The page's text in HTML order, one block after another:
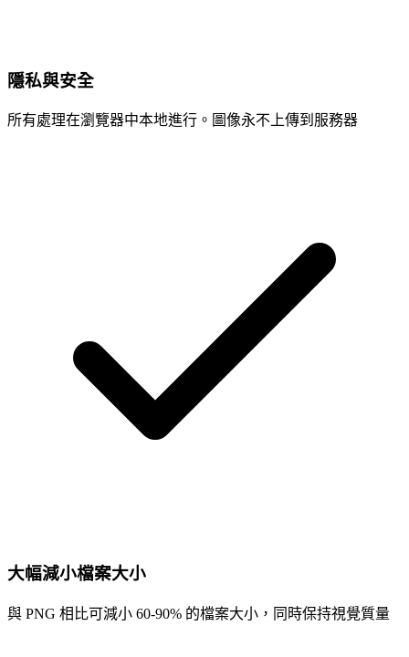
隱私與安全
所有處理在瀏覽器中本地進行。圖像永不上傳到服務器
大幅減小檔案大小
與 PNG 相比可減小 60-90% 的檔案大小，同時保持視覺質量